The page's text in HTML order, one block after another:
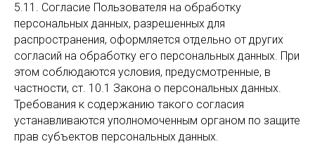
5.11. Согласие Пользователя на обработку
персональных данных, разрешенных для
распространения, оформляется отдельно от других
согласий на обработку его персональных данных. При
этом соблюдаются условия, предусмотренные, в
частности, ст. 10.1 Закона о персональных данных.
Требования к содержанию такого согласия
устанавливаются уполномоченным органом по защите
прав субъектов персональных данных.